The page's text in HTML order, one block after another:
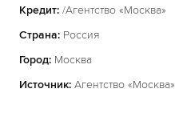
Кредит: /Агентство «Москва»
Страна: Россия
Город: Москва
Источник: Агентство «Москва»